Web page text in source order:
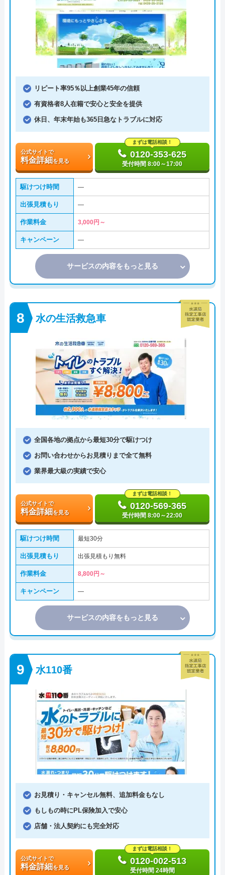
リピート率95％以上創業45年の信頼
有資格者8人在籍で安心と安全を提供
休日、年末年始も365日急なトラブルに対応
公式サイトで
料金詳細を見る
まずは電話相談！
0120-353-625
受付時間 8:00～17:00
駆けつけ時間 ―
出張見積もり ―
作業料金 3,000円～
キャンペーン ―
サービスの内容をもっと見る
水の生活救急車
全国各地の拠点から最短30分で駆けつけ
お問い合わせからお見積りまで全て無料
業界最大級の実績で安心
公式サイトで
料金詳細を見る
まずは電話相談！
0120-569-365
受付時間 8:00～22:00
駆けつけ時間 最短30分
出張見積もり 出張見積もり無料
作業料金 8,800円～
キャンペーン ―
サービスの内容をもっと見る
水110番
お見積り・キャンセル無料、追加料金もなし
もしもの時にPL保険加入で安心
店舗・法人契約にも完全対応
公式サイトで
料金詳細を見る
まずは電話相談！
0120-002-513
受付時間 24時間